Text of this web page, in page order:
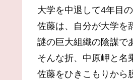
大学を中退して4年目
佐藤は、自分が大学を
謎の巨大組織の陰謀で
そんな折、中原岬と名
佐藤をひきこもりから